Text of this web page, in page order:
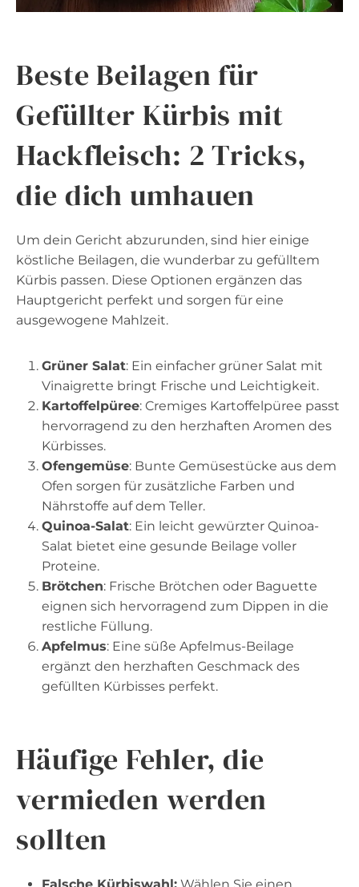
Beste Beilagen für
Gefüllter Kürbis mit
Hackfleisch: 2 Tricks,
die dich umhauen
Um dein Gericht abzurunden, sind hier einige
köstliche Beilagen, die wunderbar zu gefülltem
Kürbis passen. Diese Optionen ergänzen das
Hauptgericht perfekt und sorgen für eine
ausgewogene Mahlzeit.
Grüner Salat: Ein einfacher grüner Salat mit
Vinaigrette bringt Frische und Leichtigkeit.
Kartoffelpüree: Cremiges Kartoffelpüree passt
hervorragend zu den herzhaften Aromen des
Kürbisses.
Ofengemüse: Bunte Gemüsestücke aus dem
Ofen sorgen für zusätzliche Farben und
Nährstoffe auf dem Teller.
Quinoa-Salat: Ein leicht gewürzter Quinoa-
Salat bietet eine gesunde Beilage voller
Proteine.
Brötchen: Frische Brötchen oder Baguette
eignen sich hervorragend zum Dippen in die
restliche Füllung.
Apfelmus: Eine süße Apfelmus-Beilage
ergänzt den herzhaften Geschmack des
gefüllten Kürbisses perfekt.
Häufige Fehler, die
vermieden werden
sollten
Falsche Kürbiswahl: Wählen Sie einen